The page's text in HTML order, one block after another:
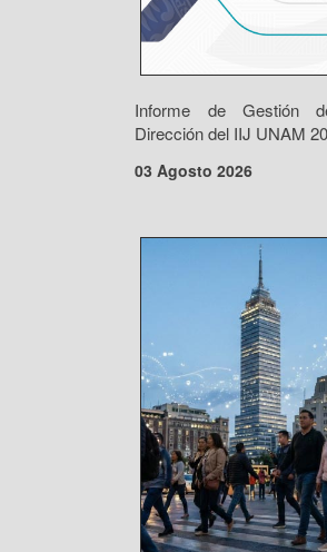
Informe de Gestión
Dirección del IIJ UNAM
03 Agosto 2026